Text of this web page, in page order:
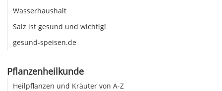
Wasserhaushalt
Salz ist gesund und wichtig!
gesund-speisen.de
Pflanzenheilkunde
Heilpflanzen und Kräuter von A-Z